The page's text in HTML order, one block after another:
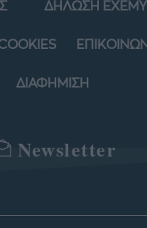
ΔΗΛΩΣΗ
ΔΙΑΦΗΜΙΣΗ
Newsletter